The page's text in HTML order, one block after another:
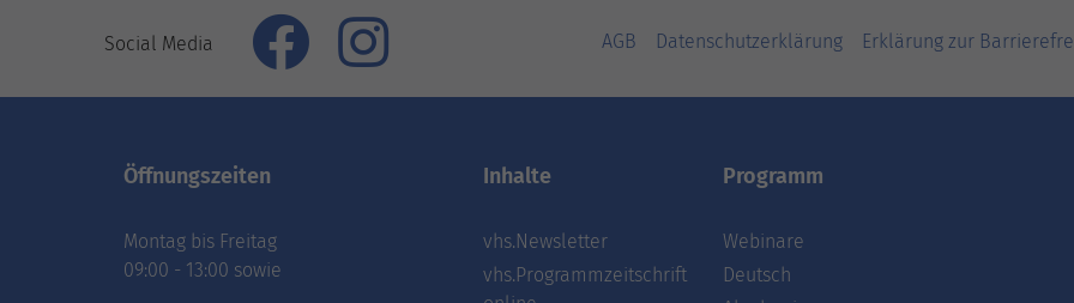
Social Media AGB Datenschutzerklärung Erklärung zur
Öffnungszeiten
Montag bis Freitag
09:00 - 13:00 sowie
Inhalte
vhs.Newsletter
vhs.Programmzeitschrift
Programm
Webinare
Deutsch